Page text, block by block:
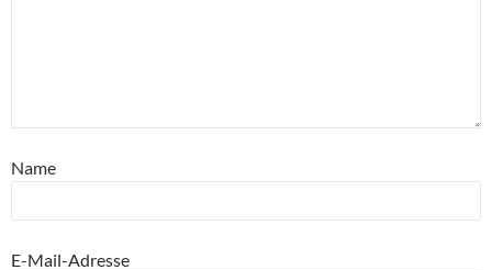
Name
E-Mail-Adresse